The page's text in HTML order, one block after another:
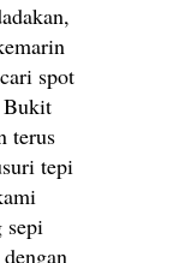
spot
Bukit
terus
tepi
sepi